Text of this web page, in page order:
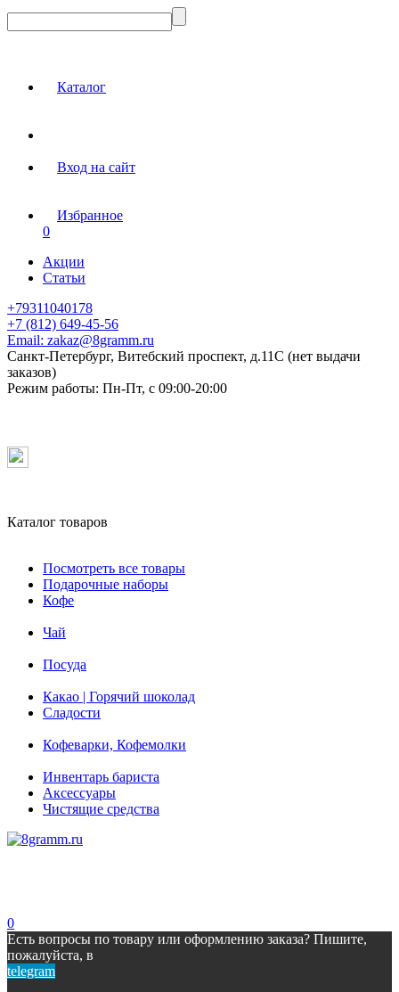
Каталог
Вход на сайт
Избранное
0
Акции
Статьи
+79311040178
+7 (812) 649-45-56
Email: zakaz@8gramm.ru
Санкт-Петербург, Витебский проспект, д.11С (нет выдачи
заказов)
Режим работы: Пн-Пт, с 09:00-20:00
Каталог товаров
Посмотреть все товары
Подарочные наборы
Кофе
Чай
Посуда
Какао | Горячий шоколад
Сладости
Кофеварки, Кофемолки
Инвентарь бариста
Аксессуары
Чистящие средства
0
Есть вопросы по товару или оформлению заказа? Пишите,
пожалуйста, в
telegram